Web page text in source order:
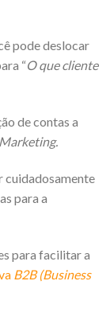
pode deslocar
“O que cliente
de contas a
cuidadosamente
para a
para facilitar a
B2B (Business